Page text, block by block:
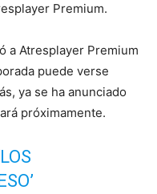
Premium.
a Atresplayer Premium
puede verse
ya se ha anunciado
próximamente.